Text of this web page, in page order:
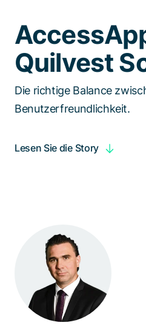
Quilvest
Die richtige Balance
Benutzerfreundlichkeit.
Lesen Sie die Story